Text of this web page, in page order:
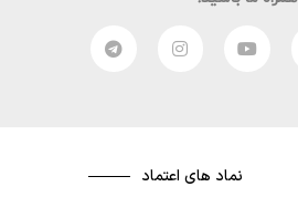
نماد های اعتماد